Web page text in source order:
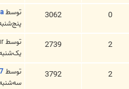
0
3062 توسط
پنج‌شنبه ۳۰ بهمن ۱۳۹۳,
2
2739 توسط
یک‌شنبه ۱۸ آبان ۱۳۹۳,
2
3792 توسط
سه‌شنبه ۹ اردیبهشت ۱۳۹۳,